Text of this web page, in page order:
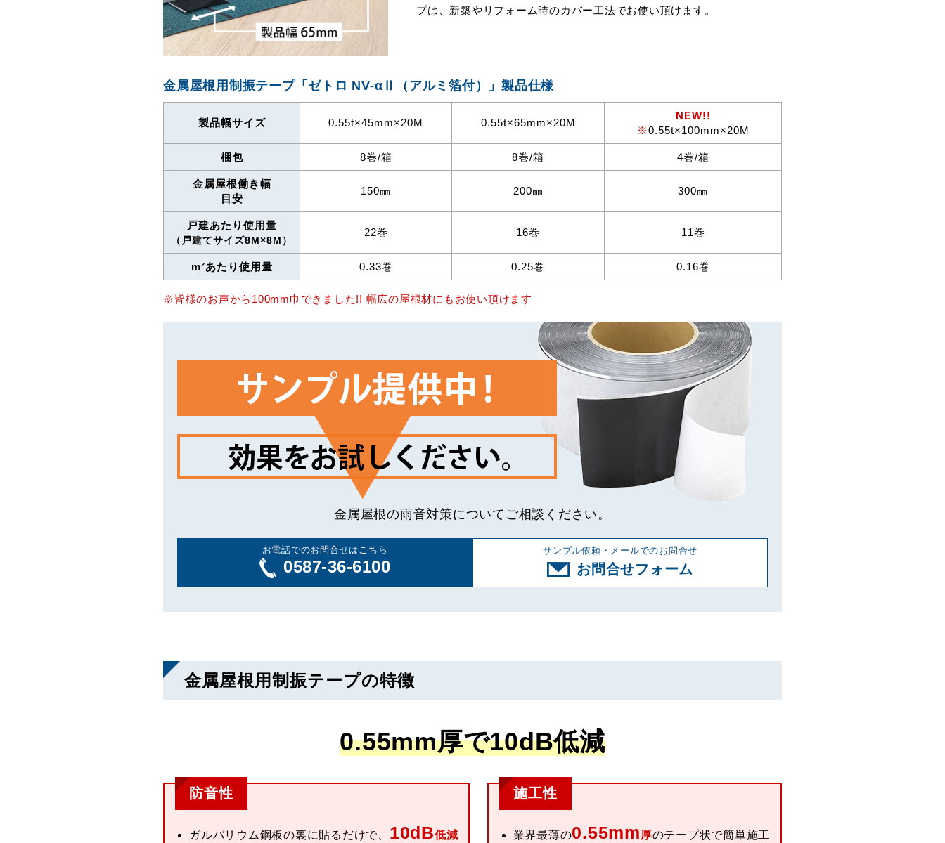
プは、新築やリフォーム時のカバー工法でお使い頂けます。
製品幅サイズ 0.55t×45mm×20M 0.55t×65mm×20M
NEW!!
※0.55t×100mm×20M
金属屋根用制振テープ「ゼトロ NV-α （アルミ箔付）」製品仕様
梱包 8巻/箱 8巻/箱 4巻/箱
金属屋根働き幅
目安
150㎜ 200㎜ 300㎜
戸建あたり 使用量
（戸建てサイズ8M×8M）
22巻 16巻 11巻
m²あたり 使用量 0.33巻 0.25巻 0.16巻
※皆様のお声から100mm巾できました!! 幅広の屋根材にもお使い頂けます
金属屋根の雨音対策についてご相談ください。
お電話でのお問合せはこちら
0587-36-6100
サンプル依頼・メールでのお問合せ
お問合せフォーム
金属屋根用制振テープの特徴
0.55mm厚で10dB低減
防音性
ガルバリウム鋼板の裏に貼るだけで、 10dB低減
施工性
業界最薄の0.55mm厚のテープ状で簡単施工